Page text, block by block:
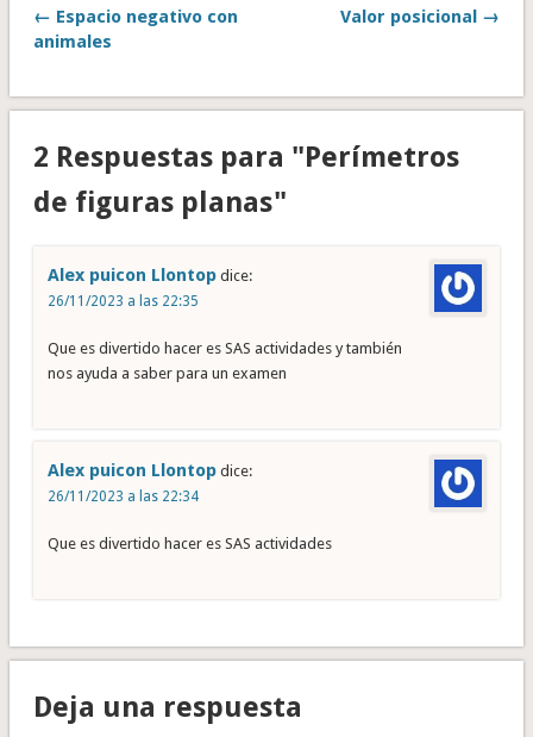
← Espacio negativo con
animales
Valor posicional →
2 Respuestas para "Perímetros
de figuras planas"
Alex puicon Llontop dice:
26/11/2023 a las 22:35
Que es divertido hacer es SAS actividades y también
nos ayuda a saber para un examen
Alex puicon Llontop dice:
26/11/2023 a las 22:34
Que es divertido hacer es SAS actividades
Deja una respuesta